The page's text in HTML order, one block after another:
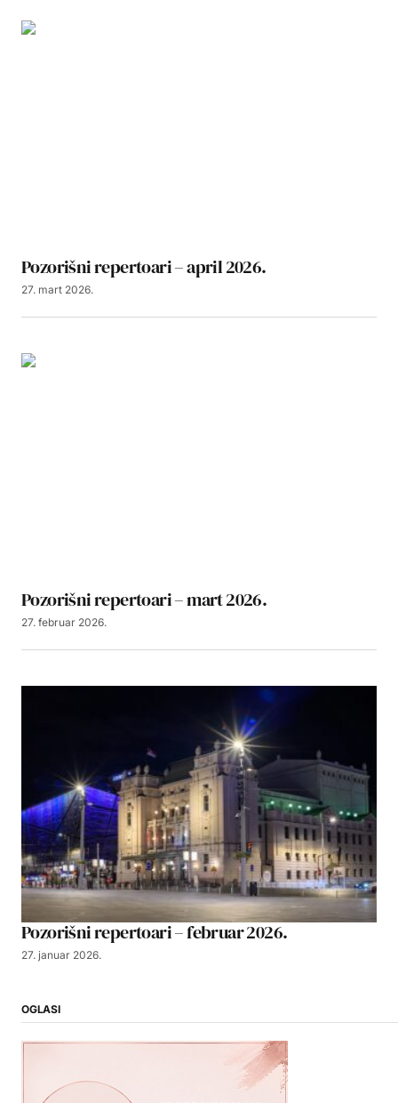
Pozorišni repertoari – april 2026.
27. mart 2026.
Pozorišni repertoari – mart 2026.
27. februar 2026.
Pozorišni repertoari – februar 2026.
27. januar 2026.
OGLASI